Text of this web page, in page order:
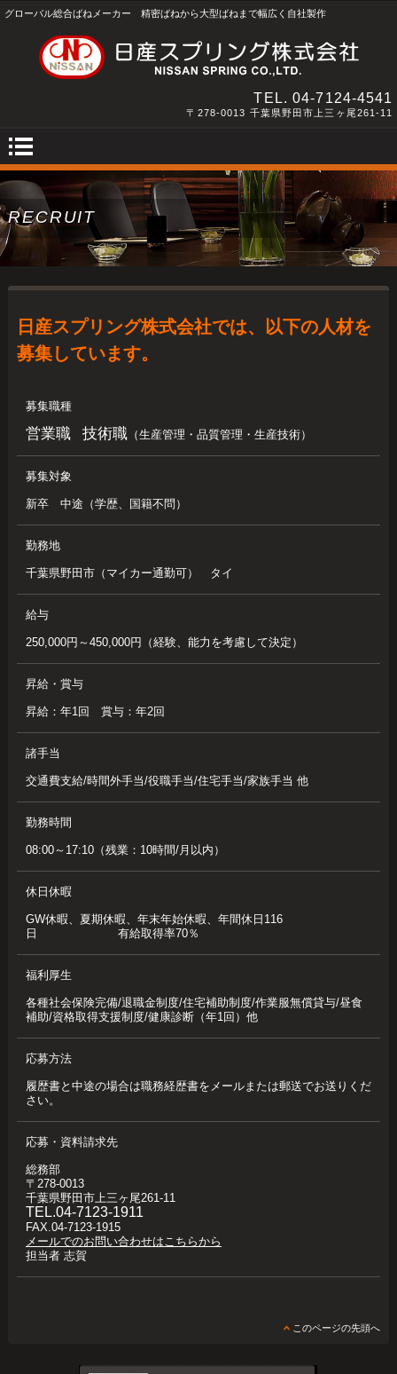
グローバル総合ばねメーカー 精密ばねから大型ばねまで幅広く自社製作
TEL.04-7124-4541
〒278-0013 千葉県野田市上三ヶ尾261-11
RECRUIT
日産スプリング株式会社では、以下の人材を
募集しています。
募集職種
営業職 技術職（生産管理・品質管理・生産技術）
募集対象
新卒 中途（学歴、国籍不問）
勤務地
千葉県野田市（マイカー通勤可） タイ
給与
250,000円～450,000円（経験、能力を考慮して決定）
昇給・賞与
昇給：年1回 賞与：年2回
諸手当
交通費支給/時間外手当/役職手当/住宅手当/家族手当 他
勤務時間
08:00～17:10（残業：10時間/月以内）
休日休暇
GW休暇、夏期休暇、年末年始休暇、年間休日116
日 有給取得率70％
福利厚生
各種社会保険完備/退職金制度/住宅補助制度/作業服無償貸与/昼食
補助/資格取得支援制度/健康診断（年1回）他
応募方法
履歴書と中途の場合は職務経歴書をメールまたは郵送でお送りくだ
さい。
応募・資料請求先
総務部
〒278-0013
千葉県野田市上三ヶ尾261-11
TEL.04-7123-1911
FAX.04-7123-1915
メールでのお問い合わせはこちらから
担当者 志賀
このページの先頭へ